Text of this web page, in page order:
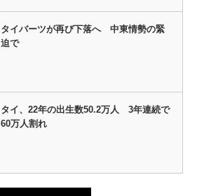
タイバーツが再び下落へ 中東情勢の緊
迫で
タイ、22年の出生数50.2万人 3年連続で
60万人割れ